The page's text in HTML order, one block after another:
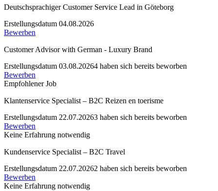
Deutschsprachiger Customer Service Lead in Göteborg
Erstellungsdatum 04.08.2026
Bewerben
Customer Advisor with German - Luxury Brand
Erstellungsdatum 03.08.20264 haben sich bereits beworben
Bewerben
Empfohlener Job
Klantenservice Specialist – B2C Reizen en toerisme
Erstellungsdatum 22.07.20263 haben sich bereits beworben
Bewerben
Keine Erfahrung notwendig
Kundenservice Specialist – B2C Travel
Erstellungsdatum 22.07.20262 haben sich bereits beworben
Bewerben
Keine Erfahrung notwendig